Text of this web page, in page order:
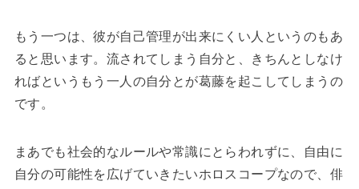
もう一つは、彼が自己管理が出来にくい人というのもあ
ると思います。流されてしまう自分と、きちんとしなけ
ればというもう一人の自分とが葛藤を起こしてしまうの
です。
まあでも社会的なルールや常識にとらわれずに、自由に
自分の可能性を広げていきたいホロスコープなので、俳